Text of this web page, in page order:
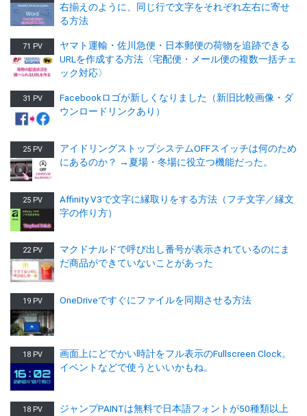
右揃えのように、同じ行で文字をそれぞれ左右に寄せ
る方法
71 PV
ヤマト運輸・佐川急便・日本郵便の荷物を追跡できる
URLを作成する方法〈宅配便・メール便の複数一括チェ
ック対応〉
31 PV
Facebookロゴが新しくなりました（新旧比較画像・ダ
ウンロードリンクあり）
25 PV
アイドリングストップシステムOFFスイッチは何のため
にあるのか？ →夏場・冬場に役立つ機能だった。
25 PV
Affinity V3で文字に縁取りをする方法（フチ文字／縁文
字の作り方）
22 PV
マクドナルドで呼び出し番号が表示されているのにま
だ商品ができていないことがあった
19 PV OneDriveですぐにファイルを同期させる方法
18 PV
画面上にどでかい時計をフル表示のFullscreen Clock。
イベントなどで使うといいかもね。
18 PV ジャンプPAINTは無料で日本語フォントが50種類以上